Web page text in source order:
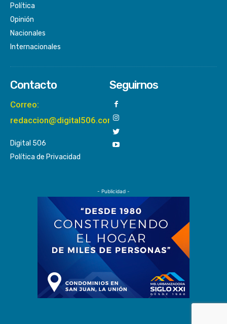
Política
Opinión
Nacionales
Internacionales
Contacto
Correo:
redaccion@digital506.com
Digital 506
Política de Privacidad
Seguirnos
- Publicidad -